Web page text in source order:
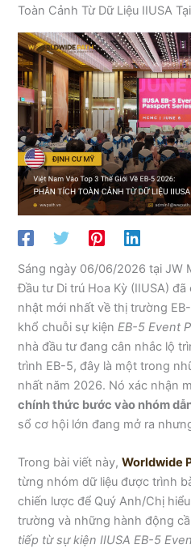
Toàn Cảnh Từ Dữ Liệu IIUSA
Sáng ngày 06/06/2026 tại JW
Đầu tư Di trú Hoa Kỳ (IIUSA)
nhật mới nhất về thị trường
khổ chuỗi sự kiệnEB-5 Event
nhà đầu tư đang cân nhắc lộ
trình EB-5, đây là một trong
nhất năm 2026. Nó xác nhận
chính thức bước vào nhóm
sổ cơ hội lớn đang mở ra
Trong bài viết này,Worldwide
từng nhóm dữ liệu được trình
chiến lược để Quý Anh/Chị
trường và những hành động
tiếp từ sự kiện IIUSA EB-5